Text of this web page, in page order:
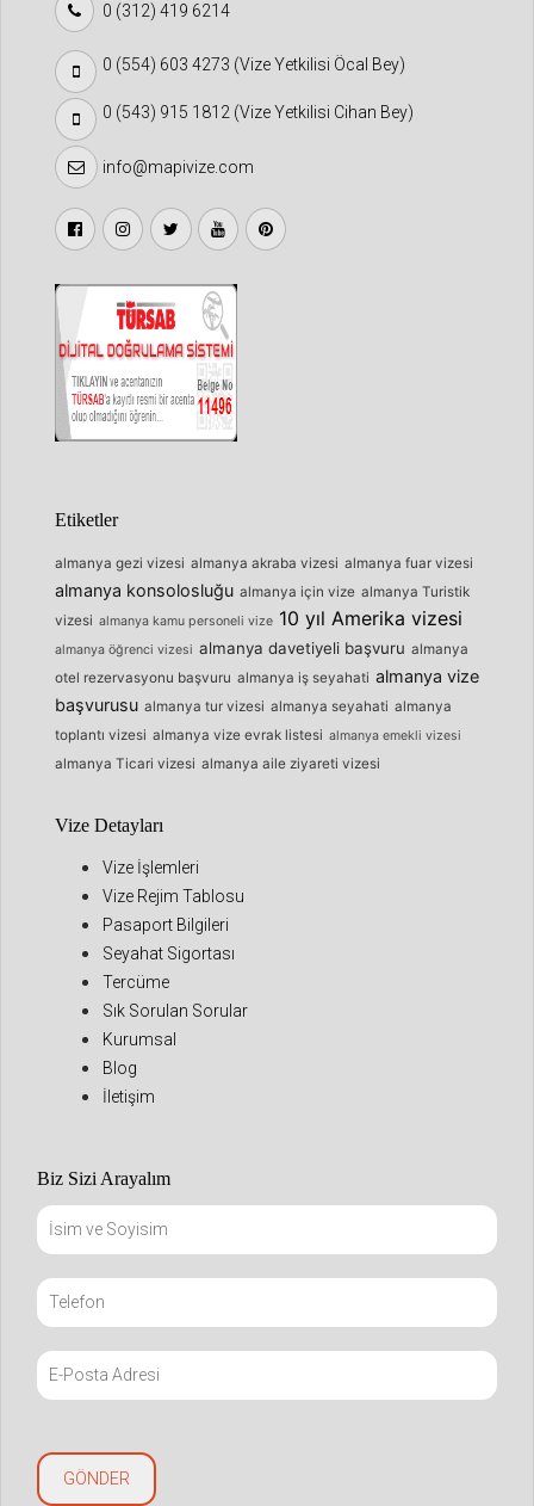
0 (312) 419 6214
0 (554) 603 4273 (Vize Yetkilisi Öcal Bey)
0 (543) 915 1812 (Vize Yetkilisi Cihan Bey)
info@mapivize.com
Etiketler
almanya gezi vizesi almanya akraba vizesi almanya fuar vizesi
almanya konsolosluğu almanya için vize almanya Turistik
vizesi almanya kamu personeli vize 10 yıl Amerika vizesi
almanya öğrenci vizesi almanya davetiyeli başvuru almanya
otel rezervasyonu başvuru almanya iş seyahati almanya vize
başvurusu almanya tur vizesi almanya seyahati almanya
toplantı vizesi almanya vize evrak listesi almanya emekli vizesi
almanya Ticari vizesi almanya aile ziyareti vizesi
Vize Detayları
Vize İşlemleri
Vize Rejim Tablosu
Pasaport Bilgileri
Seyahat Sigortası
Tercüme
Sık Sorulan Sorular
Kurumsal
Blog
İletişim
Biz Sizi Arayalım